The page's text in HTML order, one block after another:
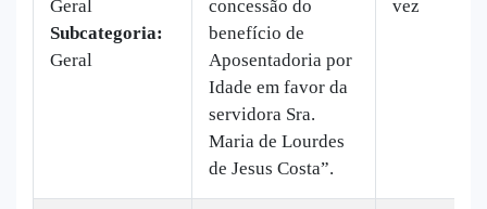
Geral
Subcategoria:
Geral
concessão do
benefício de
Aposentadoria por
Idade em favor da
servidora Sra.
Maria de Lourdes
de Jesus Costa”.
vez